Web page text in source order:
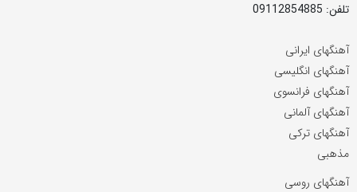
تلفن: 09112854885
آهنگهای ایرانی
آهنگهای انگلیسی
آهنگهای فرانسوی
آهنگهای آلمانی
آهنگهای ترکی
مذهبی
آهنگهای روسی